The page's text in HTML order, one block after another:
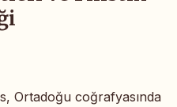
Ortadoğu coğrafyasında